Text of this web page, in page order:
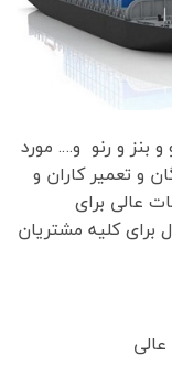
بنز و رنو و…. مورد
و تعمیر کاران و
عالی برای
کلیه مشتریان